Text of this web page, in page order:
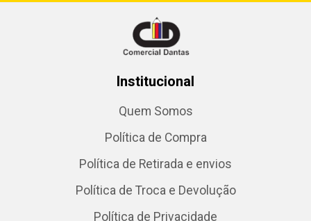
Institucional
Quem Somos
Política de Compra
Política de Retirada e envios
Política de Troca e Devolução
Política de Privacidade